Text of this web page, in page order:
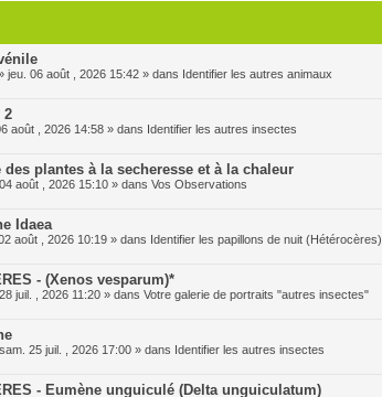
jeu. 06 août , 2026 15:42 » dans Identifier les autres animaux
2
août , 2026 14:58 » dans Identifier les autres insectes
des plantes à la secheresse et à la chaleur
août , 2026 15:10 » dans Vos Observations
Idaea
août , 2026 10:19 » dans Identifier les papillons de nuit (Hétérocères)
- (Xenos vesparum)*
juil. , 2026 11:20 » dans Votre galerie de portraits "autres insectes"
25 juil. , 2026 17:00 » dans Identifier les autres insectes
- Eumène unguiculé (Delta unguiculatum)